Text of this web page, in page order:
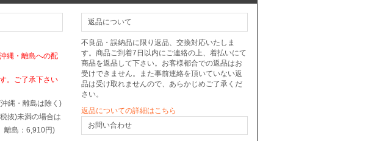
縄・離島への配
。ご了承下さい
縄・離島は除く)
抜)未満の場合は
離島：6,910円)
返品について
不良品・誤納品に限り返品、交換対応いたしま
す。商品ご到着7日以内にご連絡の上、着払いにて
商品を返品して下さい。お客様都合での返品はお
受けできません。また事前連絡を頂いていない返
品は受け取れませんので、あらかじめご了承くだ
さい。
返品についての詳細はこちら
お問い合わせ